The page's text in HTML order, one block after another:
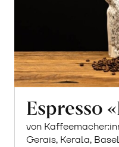
Espresso
von
Gerais, Kerala,